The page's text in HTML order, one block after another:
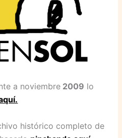
a noviembre 2009 lo
histórico completo de